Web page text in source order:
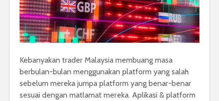
Kebanyakan trader Malaysia membuang masa
berbulan-bulan menggunakan platform yang salah
sebelum mereka jumpa platform yang benar-benar
sesuai dengan matlamat mereka. Aplikasi & platform